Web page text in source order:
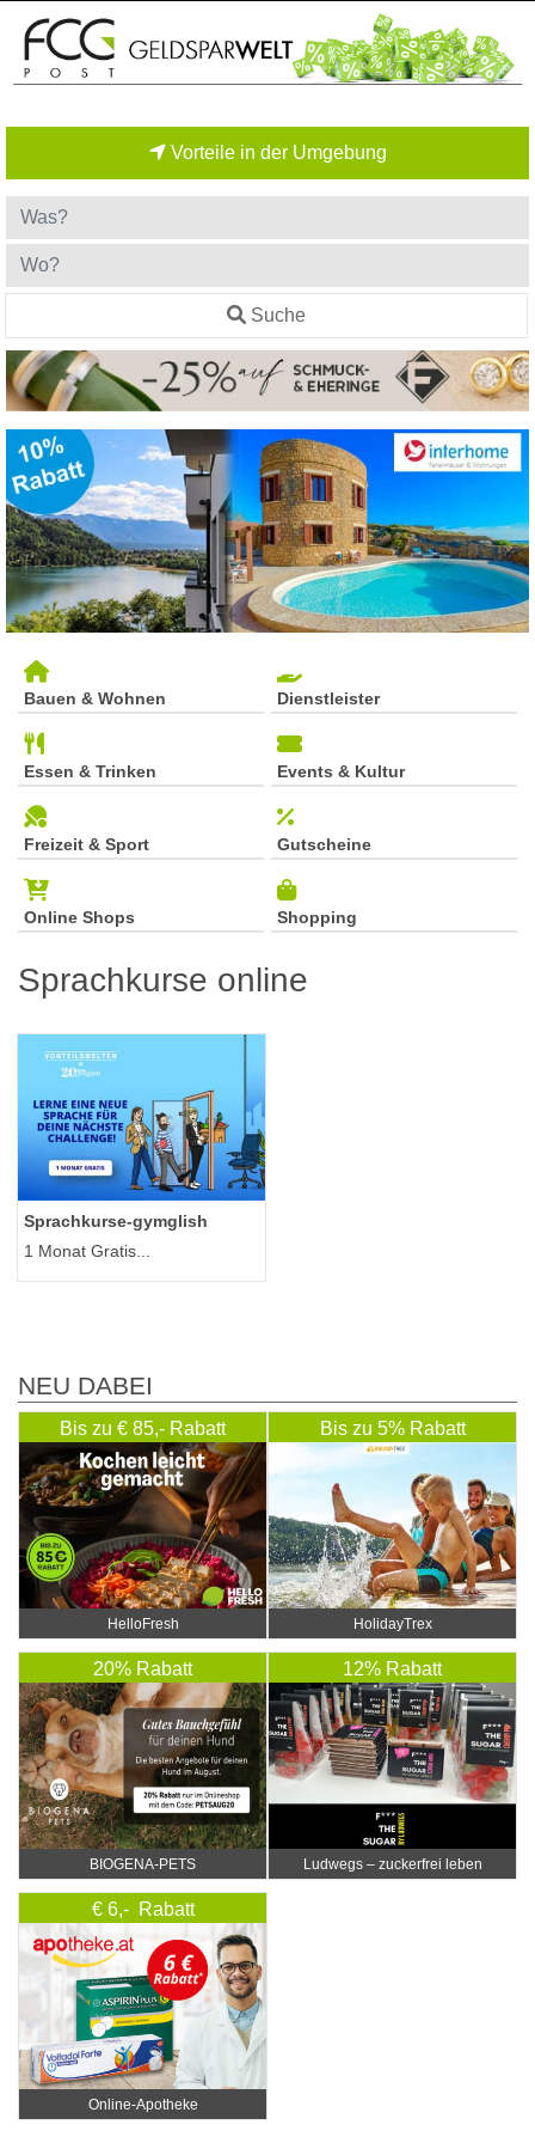
Vorteile in der Umgebung
Suche
Bauen & Wohnen Dienstleister
Essen & Trinken Events & Kultur
Freizeit & Sport Gutscheine
Online Shops Shopping
Sprachkurse online
Sprachkurse-gymglish
1 Monat Gratis...
NEU DABEI
Bis zu € 85,- Rabatt
HelloFresh
Bis zu 5% Rabatt
HolidayTrex
20% Rabatt
BIOGENA-PETS
12% Rabatt
Ludwegs – zuckerfrei leben
€ 6,- Rabatt
Online‑Apotheke